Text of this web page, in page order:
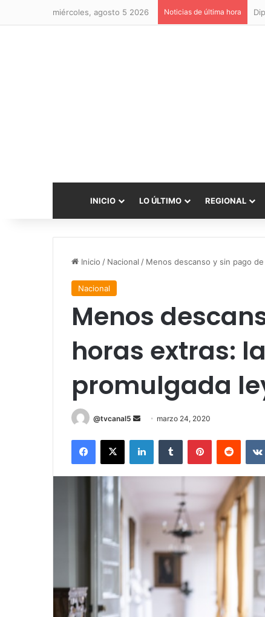
miércoles, agosto 5 2026 Noticias de última hora
INICIO LO ÚLTIMO REGIONAL
Inicio / Nacional / Menos descanso y sin pago
Nacional
Menos
horas extras:
promulgada
@tvcanal5
Send
email
marzo 24, 2020
Facebook
X LinkedInTumblr PinterestReddit